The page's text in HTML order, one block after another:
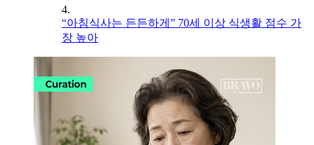
4.
“아침식사는 든든하게” 70세 이상 식생활 점수 가
장 높아